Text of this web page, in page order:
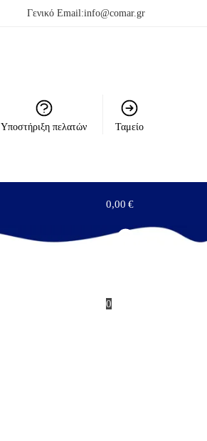
Γενικό Email:info@comar.gr
Υποστήριξη πελατών Ταμείο
0,00€
0